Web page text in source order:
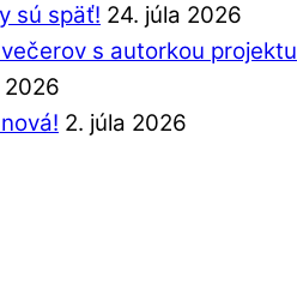
sú späť! 24. júla 2026
s autorkou projektu
2026
2. júla 2026